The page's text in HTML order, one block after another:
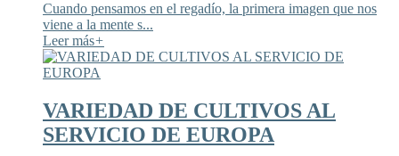
Cuando pensamos en el regadío, la primera imagen que nos
viene a la mente s...
Leer más+
VARIEDAD DE CULTIVOS AL
SERVICIO DE EUROPA